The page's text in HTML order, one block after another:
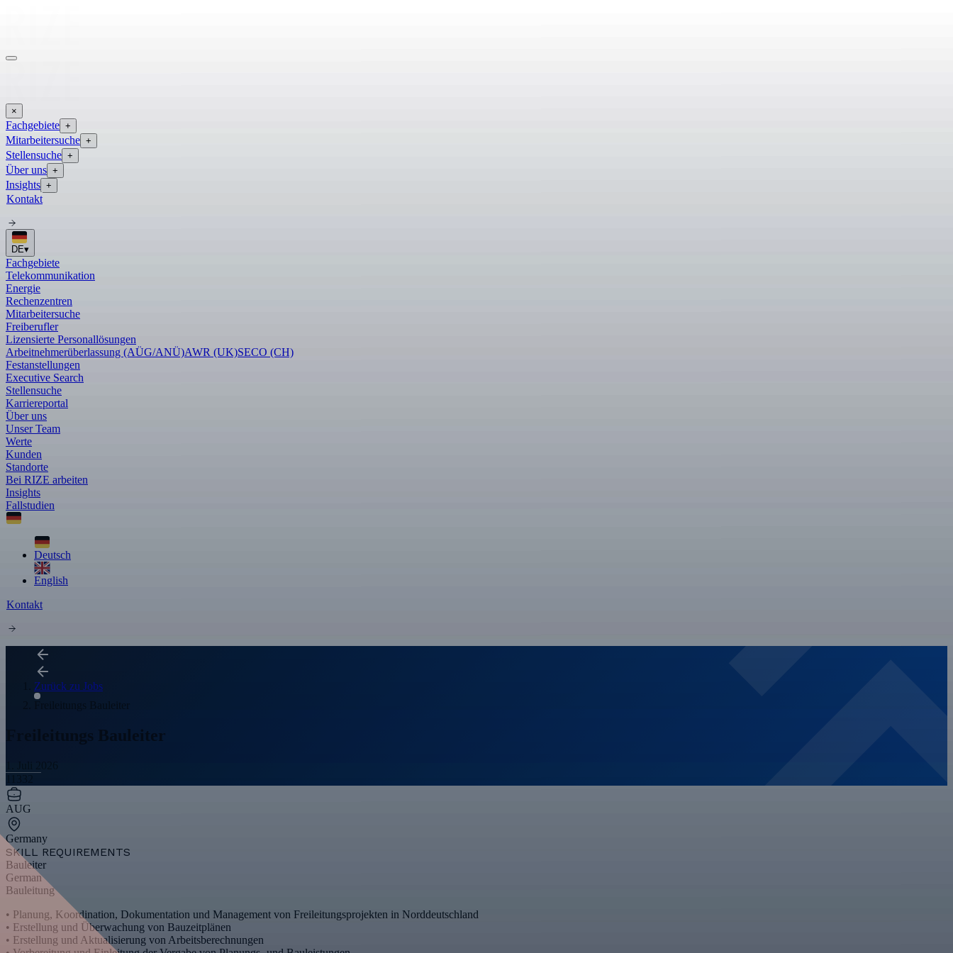
×
Fachgebiete +
Mitarbeitersuche +
Stellensuche +
Über uns +
Insights +
Kontakt
DE▾
Fachgebiete
Telekommunikation
Energie
Rechenzentren
Mitarbeitersuche
Freiberufler
Lizensierte Personallösungen
Arbeitnehmerüberlassung (AÜG/ANÜ)AWR (UK)SECO (CH)
Festanstellungen
Executive Search
Stellensuche
Karriereportal
Über uns
Unser Team
Werte
Kunden
Standorte
Bei RIZE arbeiten
Insights
Fallstudien
Deutsch
English
Kontakt
Zurück zu Jobs
Freileitungs Bauleiter
Freileitungs Bauleiter
AUG
Germany
SKILL REQUIREMENTS
Bauleiter
German
Bauleitung
• Planung, Koordination, Dokumentation und Management von Freileitungsprojekten in Norddeutschland
• Erstellung und Überwachung von Bauzeitplänen
• Erstellung und Aktualisierung von Arbeitsberechnungen